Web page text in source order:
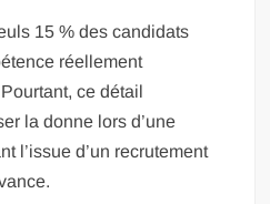
15 % des candidats
réellement
ce détail
la donne lors d’une
l’issue d’un recrutement